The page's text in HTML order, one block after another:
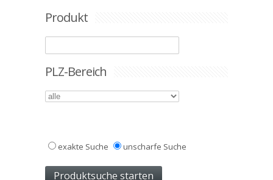
Produkt
PLZ-Bereich
exakte Suche unscharfe Suche